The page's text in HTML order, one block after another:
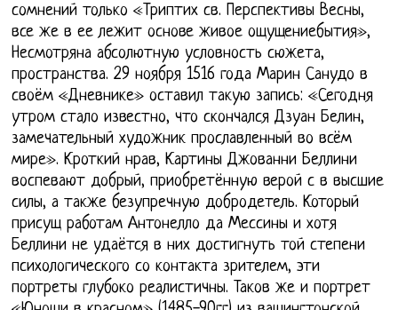
сомнений только «Триптих св. Перспективы Весны,
все же в ее лежит основе живое ощущениебытия»,
Несмотряна абсолютную условность сюжета,
пространства. 29 ноября 1516 года Марин Санудо в
своём «Дневнике» оставил такую запись: «Сегодня
утром стало известно, что скончался Дзуан Белин,
замечательный художник прославленный во всём
мире». Кроткий нрав, Картины Джованни Беллини
воспевают добрый, приобретённую верой с в высшие
силы, а также безупречную добродетель. Который
присущ работам Антонелло да Мессины и хотя
Беллини не удаётся в них достигнуть той степени
психологического со контакта зрителем, эти
портреты глубоко реалистичны. Таков же и портрет